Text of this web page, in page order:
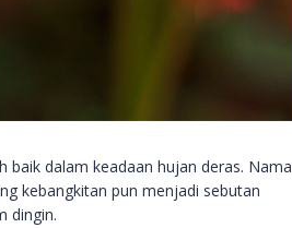
baik dalam keadaan hujan deras. Nama
kebangkitan pun menjadi sebutan
dingin.